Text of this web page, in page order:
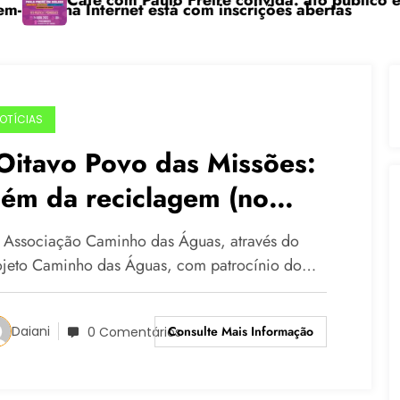
Internet está com inscrições abertas
Povo das Missões:
da reciclagem (no
e “Memória,
e Reciclagem” serão
em agosto
Caminho das Águas, através do
Caminho das Águas, com patrocínio do…
Daiani 0 ComentáriosConsulte Mais Informação